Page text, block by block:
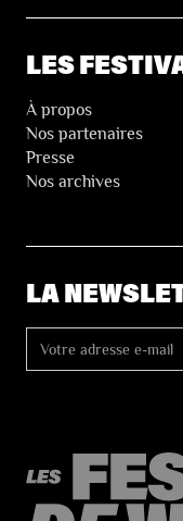
LES
À propos
Nos partenaires
Presse
Nos archives
LA